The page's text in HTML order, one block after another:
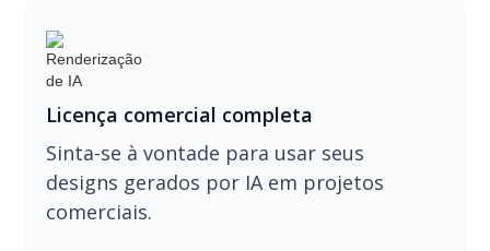
Licença comercial completa
Sinta-se à vontade para usar seus
designs gerados por IA em projetos
comerciais.